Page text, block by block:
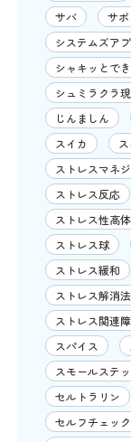
サバ
サ
システムズア
シャキッとで
シュミラクラ
じんましん
スイカ
ストレスマネ
ストレス反応
ストレス性高体
ストレス球
ストレス緩和
ストレス解消法
ストレス関連
スパイス
スモールステ
セルトラリン
セルフチェック